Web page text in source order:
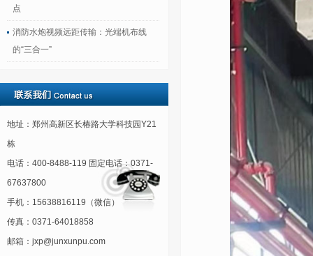
点
消防水炮视频远距传输：光端机布线
的“三合一”
地址：郑州高新区长椿路大学科技园Y21
栋
电话：400-8488-119 固定电话：0371-
67637800
手机：15638816119（微信）
传真：0371-64018858
邮箱：jxp@junxunpu.com